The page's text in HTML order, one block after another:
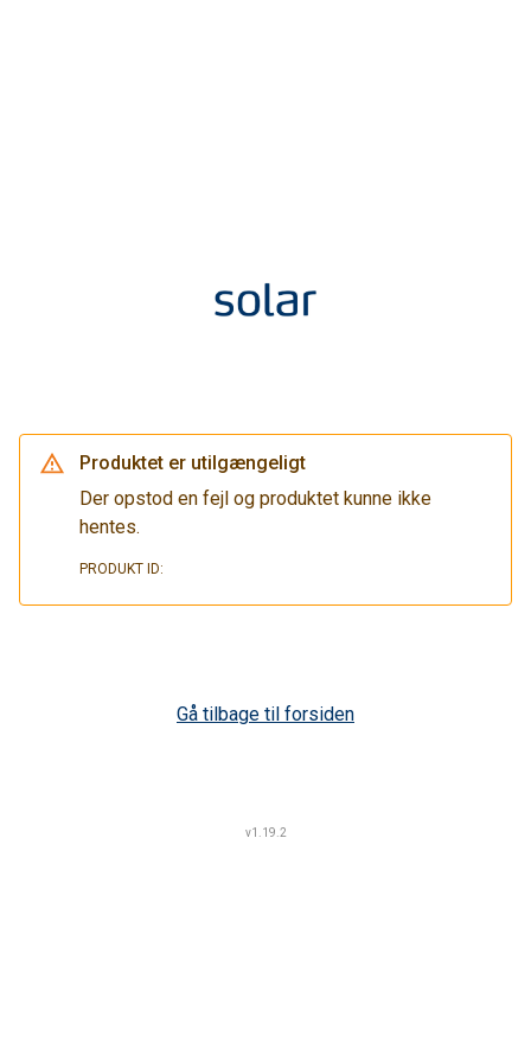
Produktet er utilgængeligt
Der opstod en fejl og produktet kunne ikke
hentes.
PRODUKT ID:
Gå tilbage til forsiden
v1.19.2